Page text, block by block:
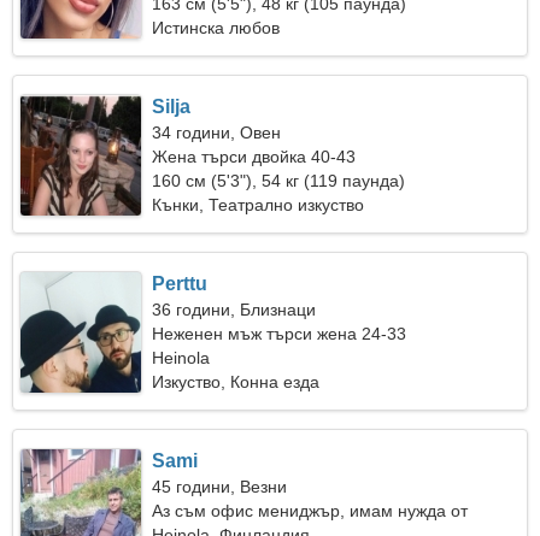
Истинска любов
Silja
34 години, Овен
Жена търси двойка 40-43
160 см (5'3"), 54 кг (119 паунда)
Кънки, Театрално изкуство
Perttu
36 години, Близнаци
Неженен мъж търси жена 24-33
Heinola
Изкуство, Конна езда
Sami
45 години, Везни
Аз съм офис мениджър, имам нужда от